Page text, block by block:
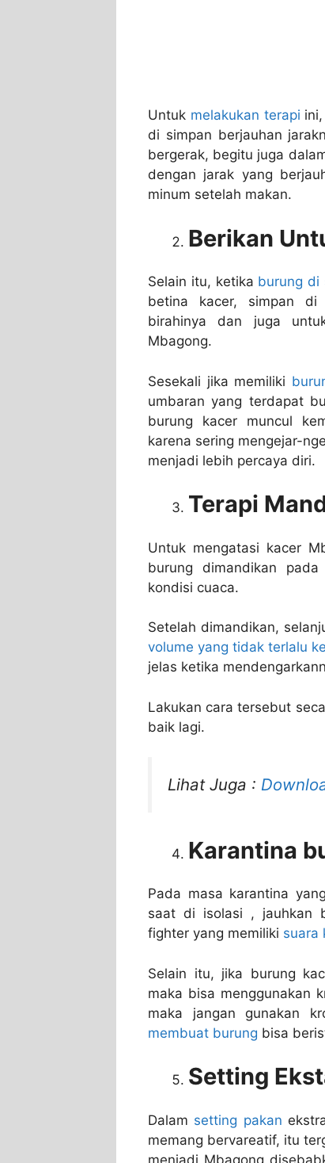
Untuk melakukan terapi
di simpan berjauhan
bergerak, begitu juga
dengan jarak yang
minum setelah makan.
Berikan
Selain itu, ketika burung di
betina kacer, simpan di
birahinya dan juga
Mbagong.
Sesekali jika memiliki
umbaran yang terdapat
burung kacer muncul
karena sering mengejar-
menjadi lebih percaya diri.
Terapi
Untuk mengatasi kacer
burung dimandikan
kondisi cuaca.
Setelah dimandikan,
volume yang tidak terlalu
jelas ketika
Lakukan cara tersebut
baik lagi.
Lihat Juga :
Karantina
Pada masa karantina
saat di isolasi , jauhkan
fighter yang memiliki suara
Selain itu, jika burung
maka bisa menggunakan
maka jangan gunakan
membuat burung bisa
Setting
Dalam setting pakan
memang bervareatif, itu
menjadi Mbagong